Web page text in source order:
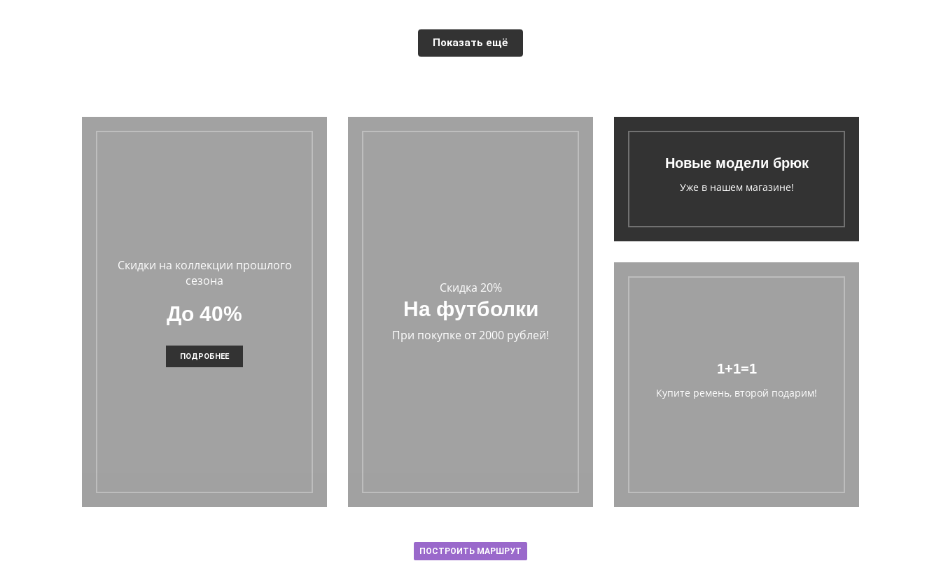
Показать ещё
Скидки на коллекции прошлого
сезона
До 40%
ПОДРОБНЕЕ
Скидка 20%
На футболки
При покупке от 2000 рублей!
Новые модели брюк
Уже в нашем магазине!
1+1=1
Купите ремень, второй подарим!
ПОСТРОИТЬ МАРШРУТ